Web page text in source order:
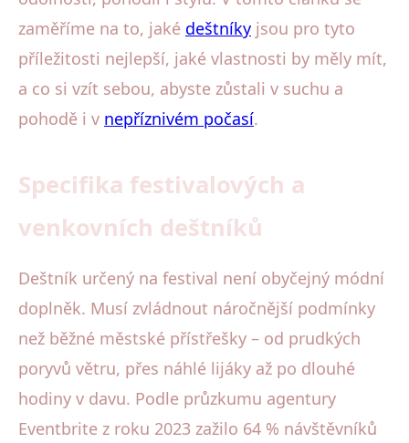
zaměříme na to, jaké deštníky jsou pro tyto
příležitosti nejlepší, jaké vlastnosti by měly mít,
a co si vzít sebou, abyste zůstali v suchu a
pohodě i v nepříznivém počasí.
Specifika festivalových a
venkovních deštníků
Deštník určený na festival není obyčejný módní
doplněk. Musí zvládnout náročnější podmínky
než běžné městské přístřešky – od prudkých
poryvů větru, přes náhlé lijáky až po dlouhé
hodiny v davu. Podle průzkumu agentury
Eventbrite z roku 2023 zažilo 64 % návštěvníků